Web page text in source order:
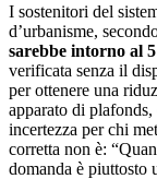
I sostenitori del
d’urbanisme,
sarebbe intorno al
verificata senza il
per ottenere una
apparato di
incertezza per chi
corretta non è:
domanda è piuttosto